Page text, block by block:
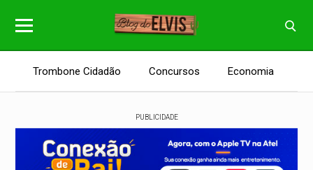
Trombone Cidadão Concursos Economia
PUBLICIDADE